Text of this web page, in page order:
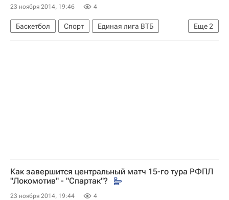
23 ноября 2014, 19:46 4
Еще2
Баскетбол Спорт
Единая лига ВТБ
УНИКС
Кит Лэнгфорд
Как завершится центральный матч 15-го тура РФПЛ
"Локомотив" - "Спартак"?
23 ноября 2014, 19:44 4